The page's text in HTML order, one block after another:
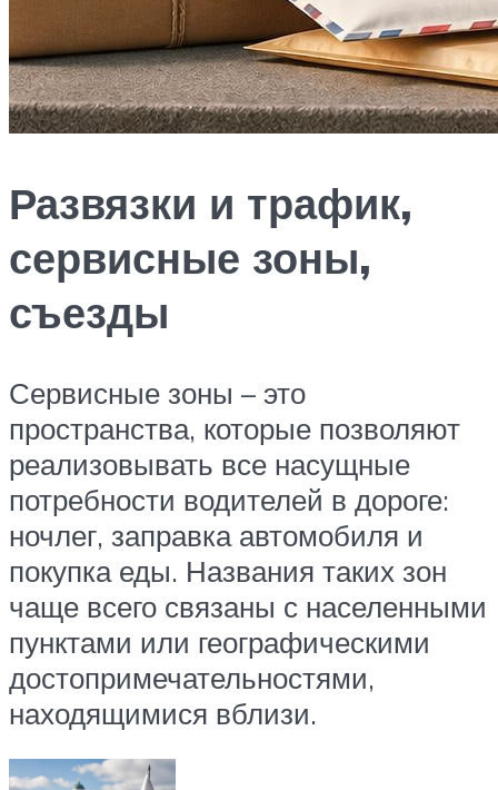
Развязки и трафик,
сервисные зоны,
съезды
Сервисные зоны – это
пространства, которые позволяют
реализовывать все насущные
потребности водителей в дороге:
ночлег, заправка автомобиля и
покупка еды. Названия таких зон
чаще всего связаны с населенными
пунктами или географическими
достопримечательностями,
находящимися вблизи.